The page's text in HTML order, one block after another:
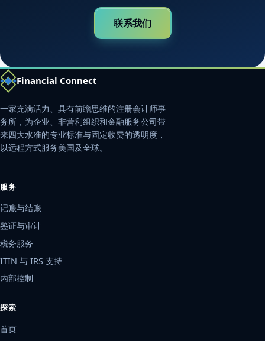
联系我们
Financial Connect
一家充满活力、具有前瞻思维的注册会计师事
务所，为企业、非营利组织和金融服务公司带
来四大水准的专业标准与固定收费的透明度，
以远程方式服务美国及全球。
服务
记账与结账
鉴证与审计
税务服务
ITIN 与 IRS 支持
内部控制
探索
首页